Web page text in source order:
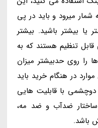
شمار میرود و باید در پی
چشم 11 میلی متر یا بیشتر باشید. بیشتر
تنظیم هستند که به
را روی حدبیشتر میزان
در هنگام خرید باید
دوچشمی با قابلیت هایی
ساختار ضدآب و ضد مه،
باشد.